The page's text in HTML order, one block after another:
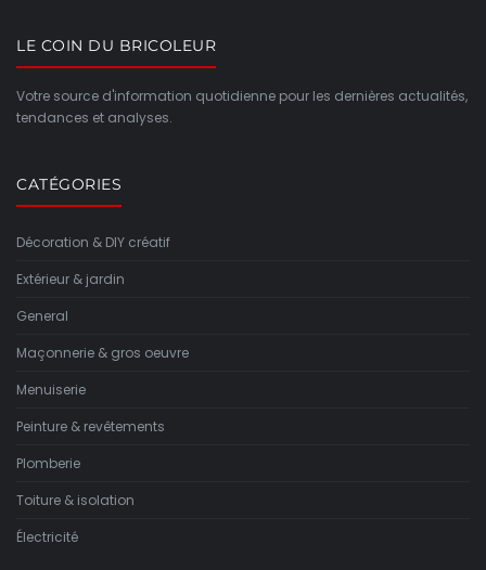
LE COIN DU BRICOLEUR
Votre source d'information quotidienne pour les dernières actualités,
tendances et analyses.
CATÉGORIES
Décoration & DIY créatif
Extérieur & jardin
General
Maçonnerie & gros oeuvre
Menuiserie
Peinture & revêtements
Plomberie
Toiture & isolation
Électricité